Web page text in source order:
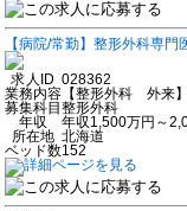
【病院/常勤】整形外科専
求人ID 028362
業務内容 【整形外科 外来
募集科目整形外科
年収
年収1,500万円～
所在地 北海道
ベッド数152